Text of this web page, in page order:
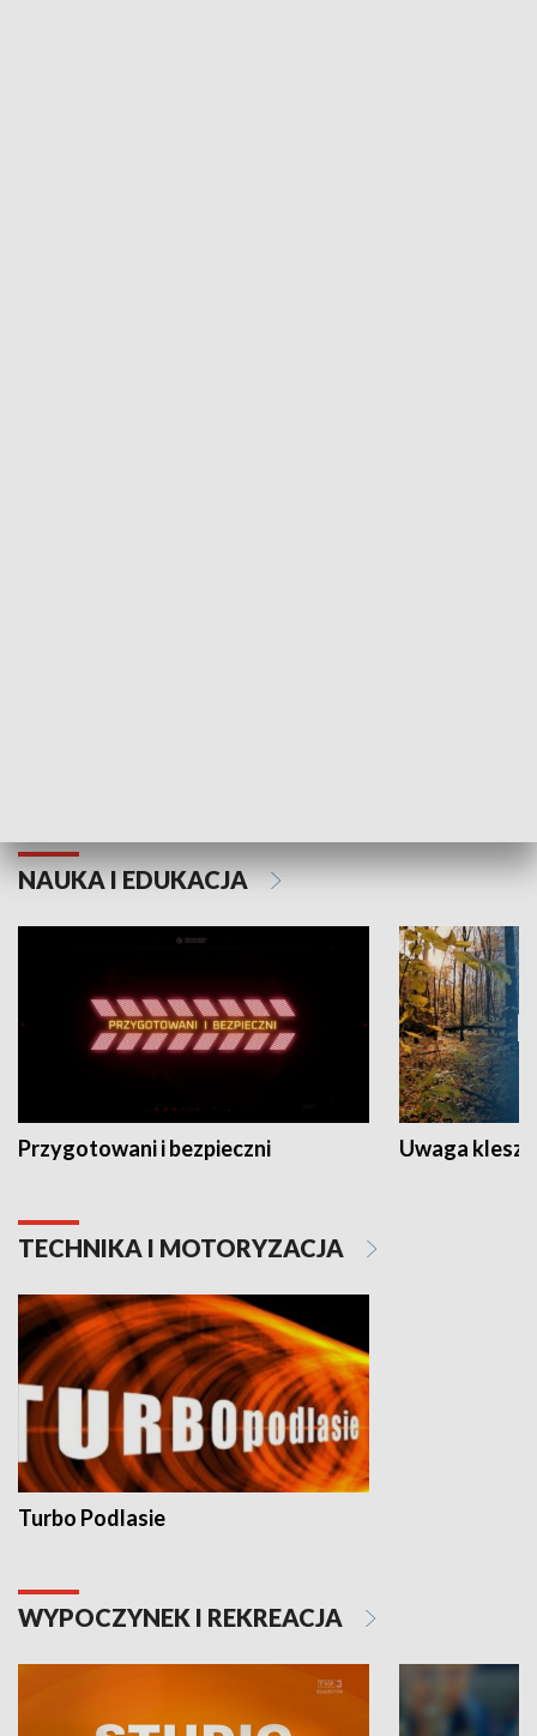
NAUKA I EDUKACJA
Przygotowani i bezpieczni Uwaga
TECHNIKA I MOTORYZACJA
Turbo Podlasie
WYPOCZYNEK I REKREACJA